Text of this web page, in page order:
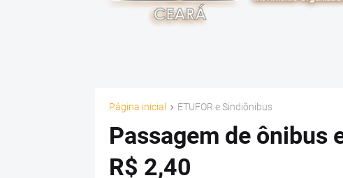
Página inicial ETUFOR e Sindiônibus
Passagem de ônibus
R$ 2,40